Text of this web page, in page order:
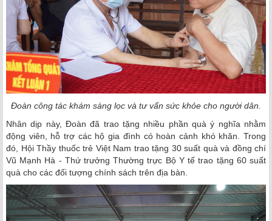
Đoàn công tác khám sàng lọc và tư vấn sức khỏe cho người dân.
Nhân dịp này, Đoàn đã trao tặng nhiều phần quà ý nghĩa nhằm
động viên, hỗ trợ các hộ gia đình có hoàn cảnh khó khăn. Trong
đó, Hội Thầy thuốc trẻ Việt Nam trao tặng 30 suất quà và đồng chí
Vũ Mạnh Hà - Thứ trưởng Thường trực Bộ Y tế trao tặng 60 suất
quà cho các đối tượng chính sách trên địa bàn.